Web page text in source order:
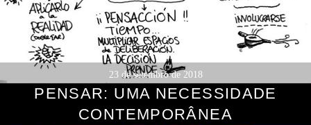
23 de setembro de 2018
PENSAR: UMA NECESSIDADE
CONTEMPORÂNEA